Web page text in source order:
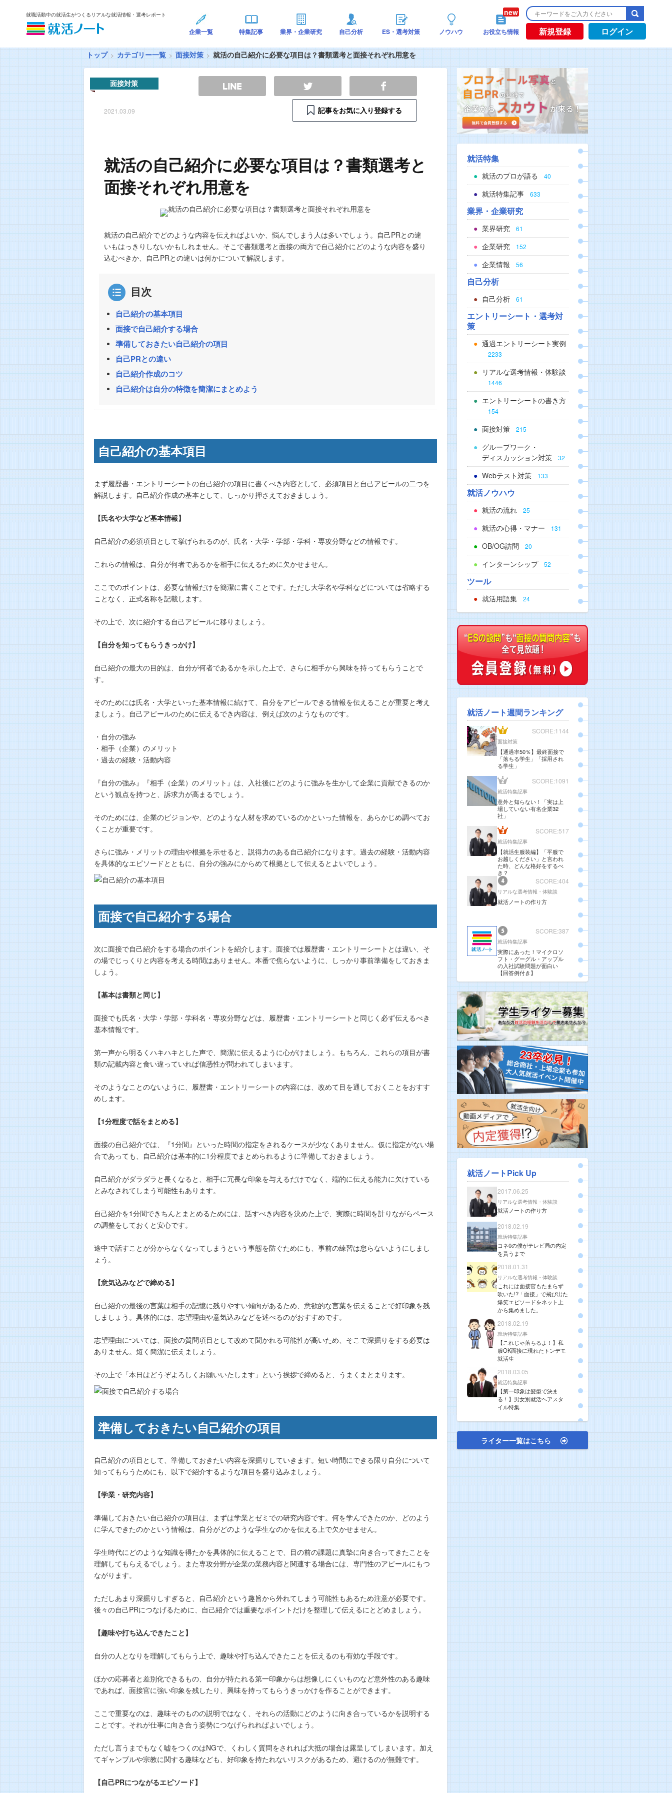
就職活動中の就活生がつくるリアルな就活情報・選考レポート
企業一覧 特集記事 業界・企業研究 自己分析 ES・選考対策 ノウハウ お役立ち情報 新規登録 ログイン
トップ カテゴリー一覧 面接対策 就活の自己紹介に必要な項目は？書類選考と面接それぞれ用意を
面接対策
2021.03.09 記事をお気に入り登録する
就活の自己紹介に必要な項目は？書類選考と
面接それぞれ用意を
就活の自己紹介でどのような内容を伝えればよいか、悩んでしまう人は多いでしょう。自己PRとの違
いもはっきりしないかもしれません。そこで書類選考と面接の両方で自己紹介にどのような内容を盛り
込むべきか、自己PRとの違いは何かについて解説します。
目次
自己紹介の基本項目
面接で自己紹介する場合
準備しておきたい自己紹介の項目
自己PRとの違い
自己紹介作成のコツ
自己紹介は自分の特徴を簡潔にまとめよう
自己紹介の基本項目
まず履歴書・エントリーシートの自己紹介の項目に書くべき内容として、必須項目と自己アピールの二つを
解説します。自己紹介作成の基本として、しっかり押さえておきましょう。
【氏名や大学など基本情報】
自己紹介の必須項目として挙げられるのが、氏名・大学・学部・学科・専攻分野などの情報です。
これらの情報は、自分が何者であるかを相手に伝えるために欠かせません。
ここでのポイントは、必要な情報だけを簡潔に書くことです。ただし大学名や学科などについては省略する
ことなく、正式名称を記載します。
その上で、次に紹介する自己アピールに移りましょう。
【自分を知ってもらうきっかけ】
自己紹介の最大の目的は、自分が何者であるかを示した上で、さらに相手から興味を持ってもらうことで
す。
そのためには氏名・大学といった基本情報に続けて、自分をアピールできる情報を伝えることが重要と考え
ましょう。自己アピールのために伝えるでき内容は、例えば次のようなものです。
・自分の強み
・相手（企業）のメリット
・過去の経験・活動内容
『自分の強み』『相手（企業）のメリット』は、入社後にどのように強みを生かして企業に貢献できるのか
という観点を持つと、訴求力が高まるでしょう。
そのためには、企業のビジョンや、どのような人材を求めているのかといった情報を、あらかじめ調べてお
くことが重要です。
さらに強み・メリットの理由や根拠を示せると、説得力のある自己紹介になります。過去の経験・活動内容
を具体的なエピソードとともに、自分の強みにからめて根拠として伝えるとよいでしょう。
面接で自己紹介する場合
次に面接で自己紹介をする場合のポイントを紹介します。面接では履歴書・エントリーシートとは違い、そ
の場でじっくりと内容を考える時間はありません。本番で焦らないように、しっかり事前準備をしておきま
しょう。
【基本は書類と同じ】
面接でも氏名・大学・学部・学科名・専攻分野などは、履歴書・エントリーシートと同じく必ず伝えるべき
基本情報です。
第一声から明るくハキハキとした声で、簡潔に伝えるように心がけましょう。もちろん、これらの項目が書
類の記載内容と食い違っていれば信憑性が問われてしまいます。
そのようなことのないように、履歴書・エントリーシートの内容には、改めて目を通しておくことをおすす
めします。
【1分程度で話をまとめる】
面接の自己紹介では、『1分間』といった時間の指定をされるケースが少なくありません。仮に指定がない場
合であっても、自己紹介は基本的に1分程度でまとめられるように準備しておきましょう。
自己紹介がダラダラと長くなると、相手に冗長な印象を与えるだけでなく、端的に伝える能力に欠けている
とみなされてしまう可能性もあります。
自己紹介を1分間できちんとまとめるためには、話すべき内容を決めた上で、実際に時間を計りながらペース
の調整をしておくと安心です。
途中で話すことが分からなくなってしまうという事態を防ぐためにも、事前の練習は怠らないようにしまし
ょう。
【意気込みなどで締める】
自己紹介の最後の言葉は相手の記憶に残りやすい傾向があるため、意欲的な言葉を伝えることで好印象を残
しましょう。具体的には、志望理由や意気込みなどを述べるのがおすすめです。
志望理由については、面接の質問項目として改めて聞かれる可能性が高いため、そこで深掘りをする必要は
ありません。短く簡潔に伝えましょう。
その上で「本日はどうぞよろしくお願いいたします」という挨拶で締めると、うまくまとまります。
準備しておきたい自己紹介の項目
自己紹介の項目として、準備しておきたい内容を深掘りしていきます。短い時間にできる限り自分について
知ってもらうためにも、以下で紹介するような項目を盛り込みましょう。
【学業・研究内容】
準備しておきたい自己紹介の項目は、まずは学業とゼミでの研究内容です。何を学んできたのか、どのよう
に学んできたのかという情報は、自分がどのような学生なのかを伝える上で欠かせません。
学生時代にどのような知識を得たかを具体的に伝えることで、目の前の課題に真摯に向き合ってきたことを
理解してもらえるでしょう。また専攻分野が企業の業務内容と関連する場合には、専門性のアピールにもつ
ながります。
ただしあまり深掘りしすぎると、自己紹介という趣旨から外れてしまう可能性もあるため注意が必要です。
後々の自己PRにつなげるために、自己紹介では重要なポイントだけを整理して伝えるにとどめましょう。
【趣味や打ち込んできたこと】
自分の人となりを理解してもらう上で、趣味や打ち込んできたことを伝えるのも有効な手段です。
ほかの応募者と差別化できるもの、自分が持たれる第一印象からは想像しにくいものなど意外性のある趣味
であれば、面接官に強い印象を残したり、興味を持ってもらうきっかけを作ることができます。
ここで重要なのは、趣味そのものの説明ではなく、それらの活動にどのように向き合っているかを説明する
ことです。それが仕事に向き合う姿勢につなげられればよいでしょう。
ただし言うまでもなく嘘をつくのはNGで、くわしく質問をされれば大抵の場合は露呈してしまいます。加え
てギャンブルや宗教に関する趣味なども、好印象を持たれないリスクがあるため、避けるのが無難です。
【自己PRにつながるエピソード】
就活特集
就活のプロが語る 40
就活特集記事 633
業界・企業研究
業界研究 61
企業研究 152
企業情報 56
自己分析
自己分析 61
エントリーシート・選考対
策
通過エントリーシート実例
2233
リアルな選考情報・体験談
1446
エントリーシートの書き方
154
面接対策 215
グループワーク・
ディスカッション対策
32
Webテスト対策 133
就活ノウハウ
就活の流れ 25
就活の心得・マナー 131
OB/OG訪問 20
インターンシップ 52
ツール
就活用語集 24
就活ノート週間ランキング
SCORE:1144
面接対策
【通過率50％】最終面接で
「落ちる学生」「採用され
る学生」
SCORE:1091
就活特集記事
意外と知らない！「実は上
場していない有名企業32
社」
SCORE:517
就活特集記事
【就活生服装編】「平服で
お越しください」と言われ
た時、どんな格好をするべ
き？
SCORE:404
リアルな選考情報・体験談
就活ノートの作り方
SCORE:387
就活特集記事
実際にあった！マイクロソ
フト・グーグル・アップル
の入社試験問題が面白い
【回答例付き】
就活ノートPick Up
2017.06.25
リアルな選考情報・体験談
就活ノートの作り方
2018.02.19
就活特集記事
コネ0の僕がテレビ局の内定
を貰うまで
2018.01.31
リアルな選考情報・体験談
これには面接官もたまらず
吹いた!?「面接」で飛び出た
爆笑エピソードをネット上
から集めました。
2018.02.19
就活特集記事
【これじゃ落ちるよ！】私
服OK面接に現れたトンデモ
就活生
2018.03.05
就活特集記事
【第一印象は髪型で決ま
る！】男女別就活ヘアスタ
イル特集
ライター一覧はこちら